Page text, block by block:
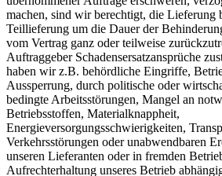
machen, sind wir berechtigt, die Lieferung
Teillieferung um die Dauer der
vom Vertrag ganz oder teilweise
Auftraggeber Schadensersatzansprüche
haben wir z.B. behördliche Eingriffe,
Aussperrung, durch politische oder
bedingte Arbeitsstörungen, Mangel an
Betriebsstoffen, Materialknappheit,
Energieversorgungsschwierigkeiten,
Verkehrsstörungen oder unabwendbaren
unseren Lieferanten oder in fremden
Aufrechterhaltung unseres Betrieb